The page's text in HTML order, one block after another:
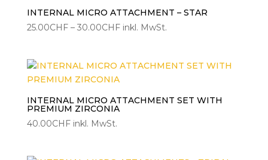
INTERNAL MICRO ATTACHMENT – STAR
25.00CHF – 30.00CHFPreisspanne:
30.00CHF
inkl. MwSt.
INTERNAL MICRO ATTACHMENT SET WITH
PREMIUM ZIRCONIA
40.00CHF inkl. MwSt.